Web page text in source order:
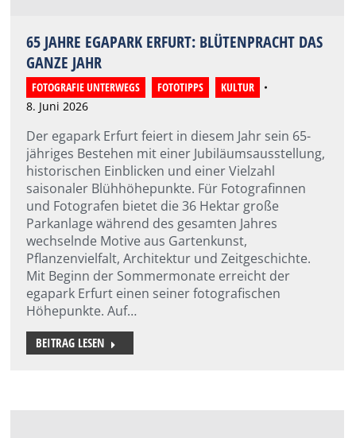
65 JAHRE EGAPARK ERFURT: BLÜTENPRACHT DAS
GANZE JAHR
FOTOGRAFIE UNTERWEGS FOTOTIPPS
KULTUR
8. Juni 2026
Der egapark Erfurt feiert in diesem Jahr sein 65-
jähriges Bestehen mit einer Jubiläumsausstellung,
historischen Einblicken und einer Vielzahl
saisonaler Blühhöhepunkte. Für Fotografinnen
und Fotografen bietet die 36 Hektar große
Parkanlage während des gesamten Jahres
wechselnde Motive aus Gartenkunst,
Pflanzenvielfalt, Architektur und Zeitgeschichte.
Mit Beginn der Sommermonate erreicht der
egapark Erfurt einen seiner fotografischen
Höhepunkte. Auf…
BEITRAG LESEN